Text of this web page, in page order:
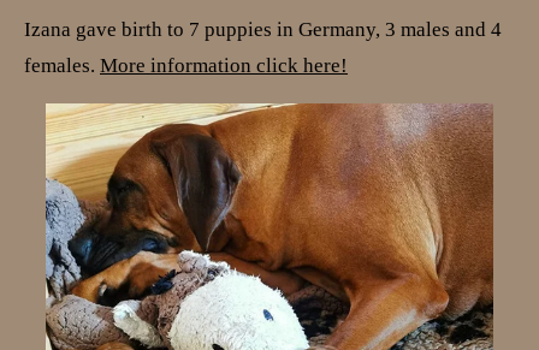
Izana gave birth to 7 puppies in Germany, 3 males and 4
females. More information click here!